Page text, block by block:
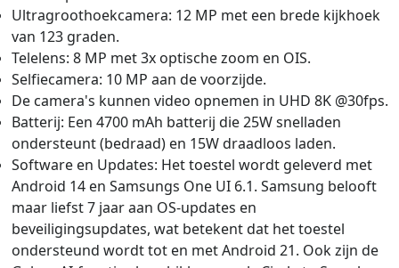
Ultragroothoekcamera: 12 MP met een brede kijkhoek
van 123 graden.
Telelens: 8 MP met 3x optische zoom en OIS.
Selfiecamera: 10 MP aan de voorzijde.
De camera's kunnen video opnemen in UHD 8K @30fps.
Batterij: Een 4700 mAh batterij die 25W snelladen
ondersteunt (bedraad) en 15W draadloos laden.
Software en Updates: Het toestel wordt geleverd met
Android 14 en Samsungs One UI 6.1. Samsung belooft
maar liefst 7 jaar aan OS-updates en
beveiligingsupdates, wat betekent dat het toestel
ondersteund wordt tot en met Android 21. Ook zijn de